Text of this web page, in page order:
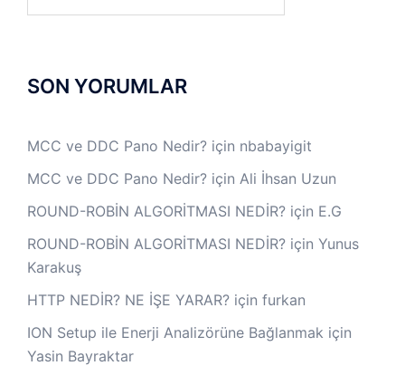
SON YORUMLAR
MCC ve DDC Pano Nedir? için nbabayigit
MCC ve DDC Pano Nedir? için Ali İhsan Uzun
ROUND-ROBİN ALGORİTMASI NEDİR? için E.G
ROUND-ROBİN ALGORİTMASI NEDİR? için Yunus
Karakuş
HTTP NEDİR? NE İŞE YARAR? için furkan
ION Setup ile Enerji Analizörüne Bağlanmak için
Yasin Bayraktar